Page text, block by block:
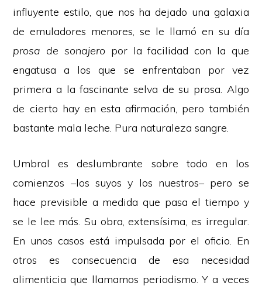
influyente estilo, que nos ha dejado una galaxia
de emuladores menores, se le llamó en su día
prosa de sonajeropor la facilidad con la que
engatusa a los que se enfrentaban por vez
primera a la fascinante selva de su prosa. Algo
de cierto hay en esta afirmación, pero también
bastante mala leche. Pura naturaleza sangre.
Umbral es deslumbrante sobre todo en los
comienzos –los suyos y los nuestros– pero se
hace previsible a medida que pasa el tiempo y
se le lee más. Su obra, extensísima, es irregular.
En unos casos está impulsada por el oficio. En
otros es consecuencia de esa necesidad
alimenticia que llamamos periodismo. Y a veces